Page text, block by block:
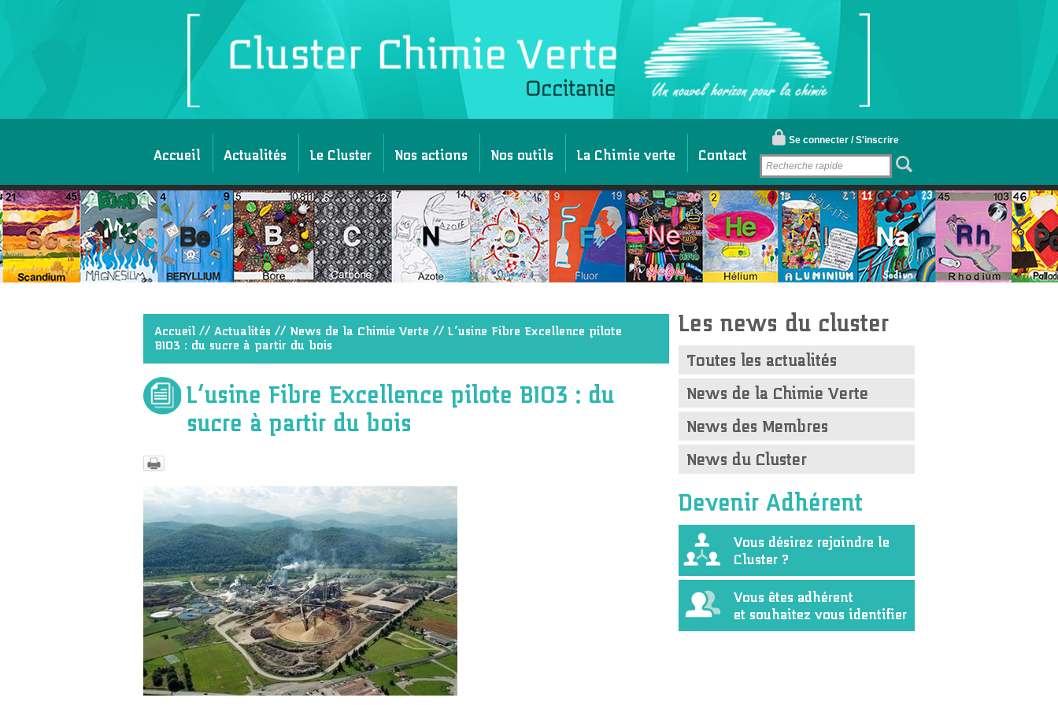
Accueil Actualités Le Cluster Nos actions Nos outils La Chimie verte Contact Se connecter / S'inscrire
Accueil//Actualités//News de la Chimie Verte// L’usine Fibre Excellence pilote
BIO3 : du sucre à partir du bois
L’usine Fibre Excellence pilote BIO3 : du
sucre à partir du bois
Les news du cluster
Toutes les actualités
News de la Chimie Verte
News des Membres
News du Cluster
Devenir Adhérent
Vous désirez rejoindre le
Cluster ?
Vous êtes adhérent
et souhaitez vous identifier